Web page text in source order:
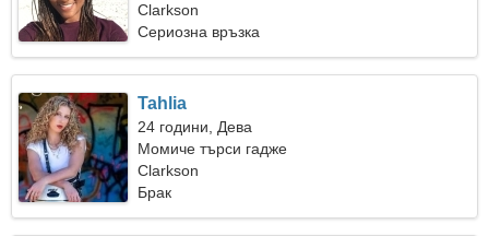
любов
Clarkson
Сериозна връзка
Tahlia
24 години, Дева
Момиче търси гадже
Clarkson
Брак